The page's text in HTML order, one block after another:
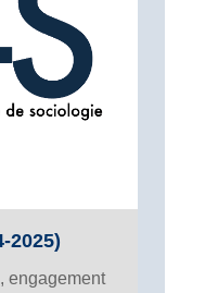
2025)
engagement